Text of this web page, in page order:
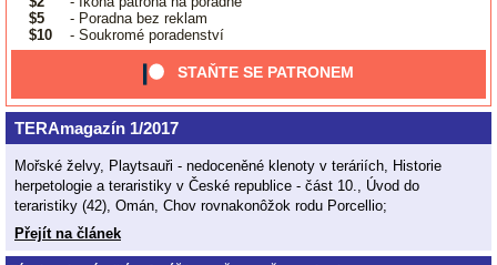
$5
- Poradna bez reklam
$10
- Soukromé poradenství
STAŇTE SE PATRONEM
TERAmagazín 1/2017
Mořské želvy, Playtsauři - nedoceněné klenoty v teráriích, Historie
herpetologie a teraristiky v České republice - část 10., Úvod do
teraristiky (42), Omán, Chov rovnakonôžok rodu Porcellio;
Přejít na článek